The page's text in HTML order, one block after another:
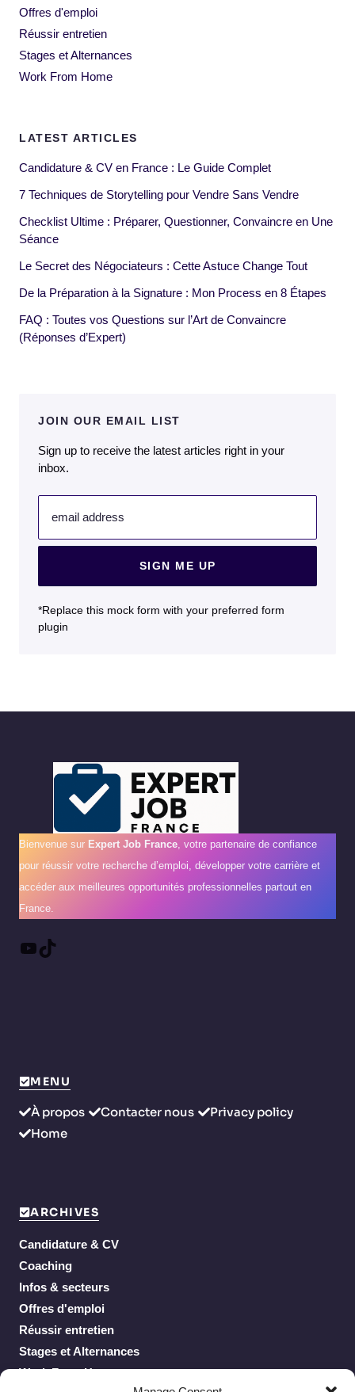
Offres d'emploi
Réussir entretien
Stages et Alternances
Work From Home
LATEST ARTICLES
Candidature & CV en France : Le Guide Complet
7 Techniques de Storytelling pour Vendre Sans Vendre
Checklist Ultime : Préparer, Questionner, Convaincre en Une
Séance
Le Secret des Négociateurs : Cette Astuce Change Tout
De la Préparation à la Signature : Mon Process en 8 Étapes
FAQ : Toutes vos Questions sur l’Art de Convaincre
(Réponses d’Expert)
JOIN OUR EMAIL LIST
Sign up to receive the latest articles right in your
inbox.
email address
SIGN ME UP
*Replace this mock form with your preferred form
plugin
Bienvenue sur Expert Job France , votre partenaire de confiance
pour réussir votre recherche d’emploi, développer votre carrière et
accéder aux meilleures opportunités professionnelles partout en
France.
YouTube
TikTok
MENU
À propos Contacter nous
Privacy policy
Home
ARCHIVES
Candidature & CV
Coaching
Infos & secteurs
Offres d'emploi
Réussir entretien
Stages et Alternances
Work From Home